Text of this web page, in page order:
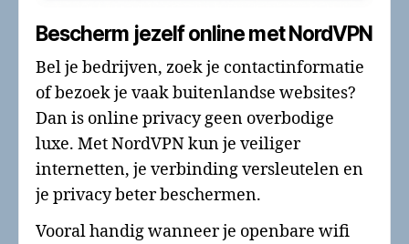
Bescherm jezelf online met NordVPN
Bel je bedrijven, zoek je contactinformatie
of bezoek je vaak buitenlandse websites?
Dan is online privacy geen overbodige
luxe. Met NordVPN kun je veiliger
internetten, je verbinding versleutelen en
je privacy beter beschermen.
Vooral handig wanneer je openbare wifi